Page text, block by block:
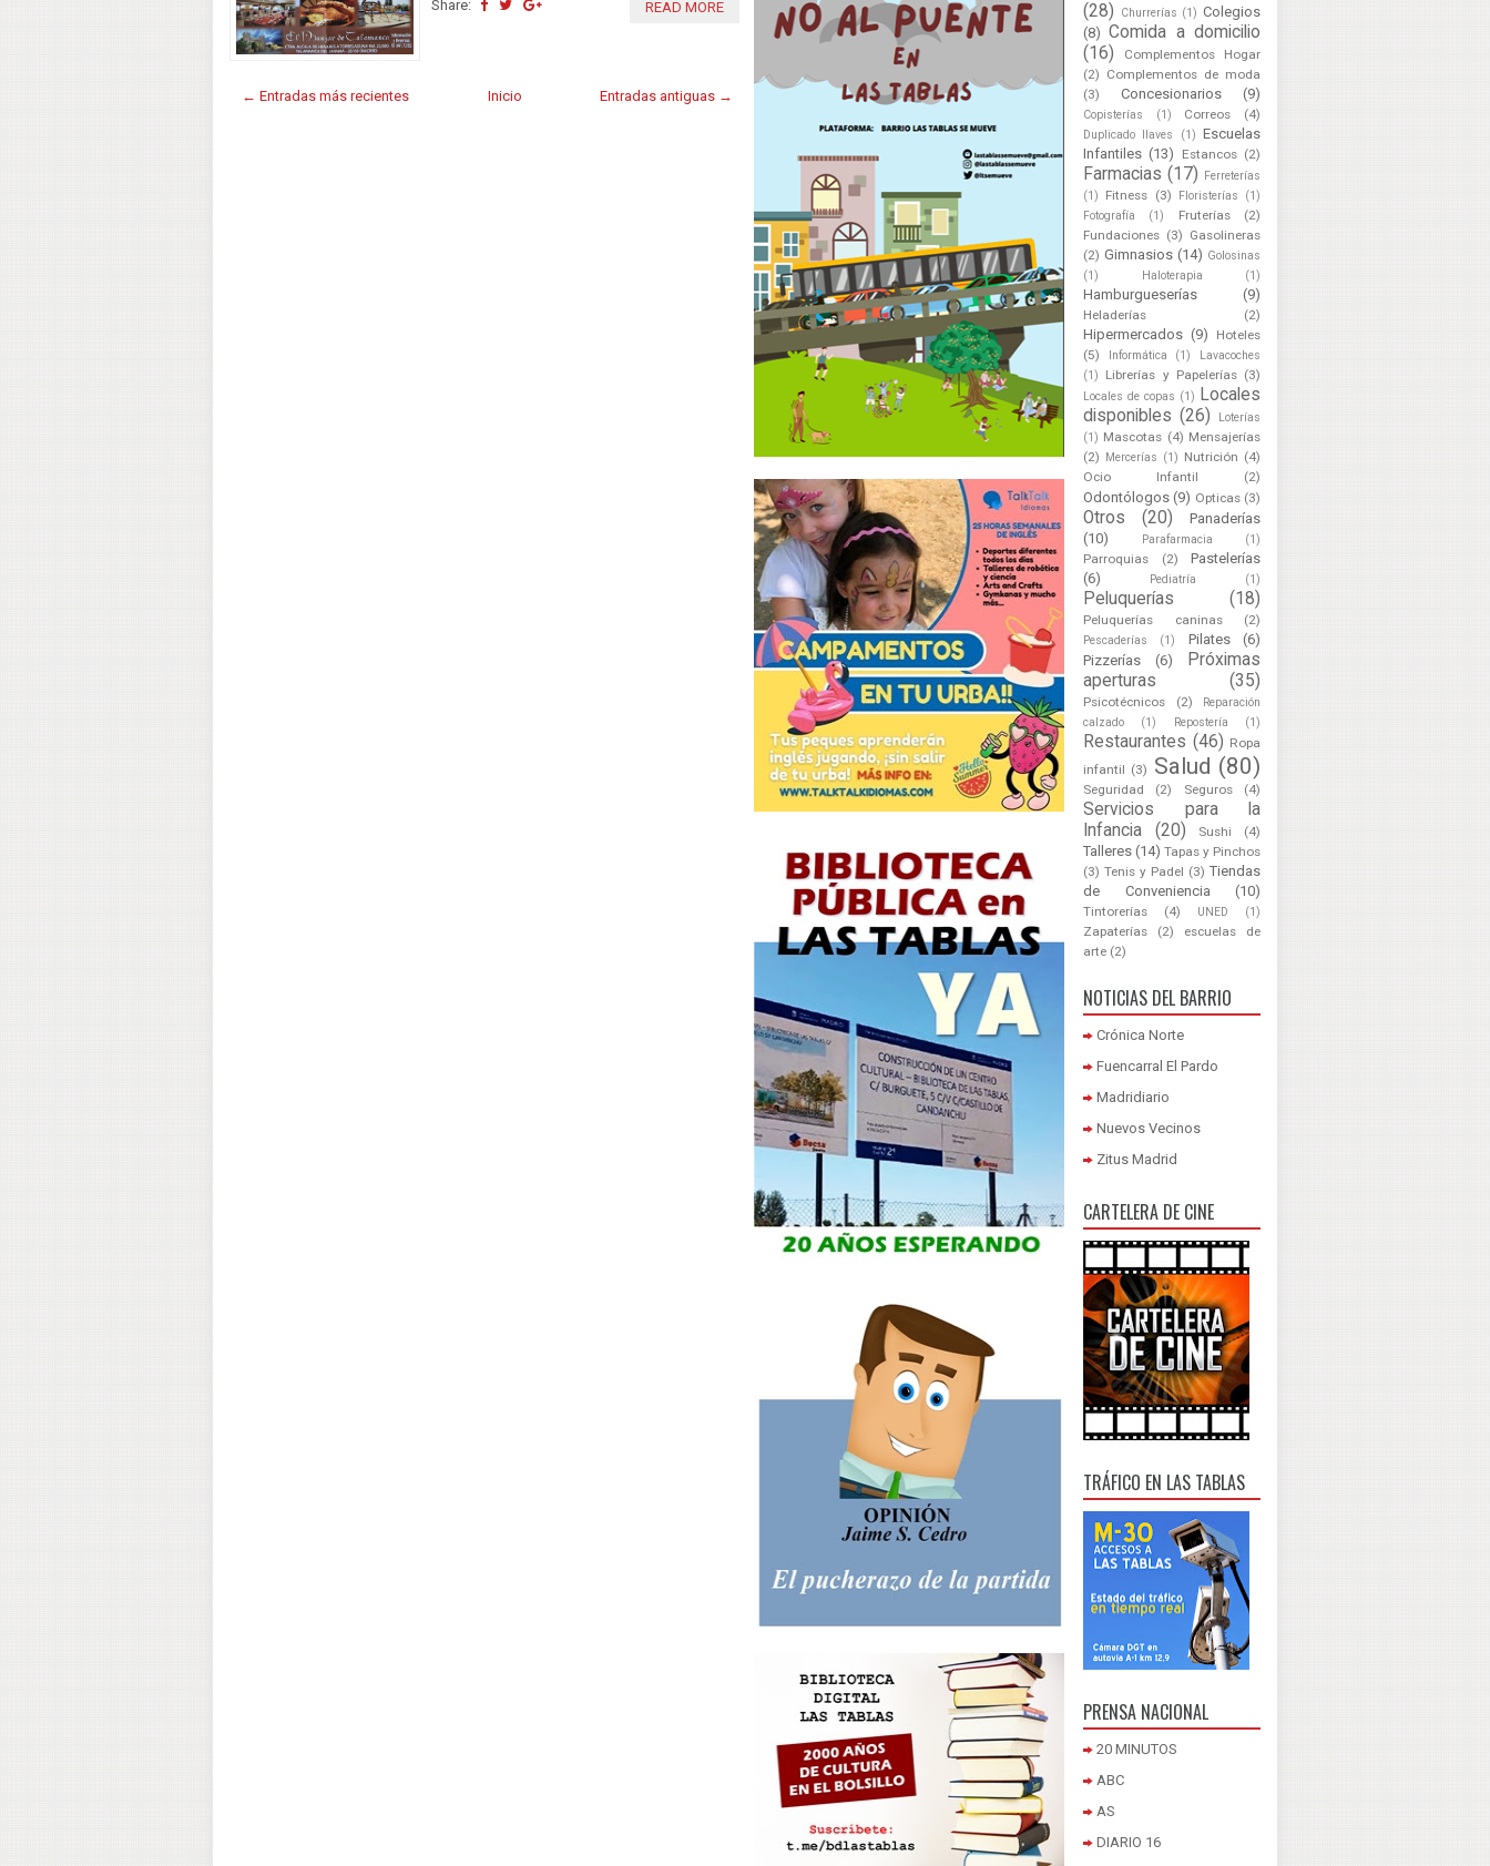
Share:
READ MORE
← Entradas más recientes Entradas antiguas →
Inicio
(28)
Churrerías (1) Colegios
(8) Comida a domicilio
(16)
Complementos Hogar
(2) Complementos de moda
(3)
Concesionarios (9)
Copisterías (1) Correos (4)
Duplicado llaves (1) Escuelas
Infantiles (13) Estancos (2)
Farmacias (17) Ferreterías
(1)
Fitness (3) Floristerías
(1)
Fotografía
(1) Fruterías
(2)
Fundaciones (3) Gasolineras
(2) Gimnasios (14) Golosinas
(1)
Haloterapia (1)
Hamburgueserías (9)
Heladerías (2)
Hipermercados (9)
Hoteles
(5)
Informática (1)
Lavacoches
(1)
Librerías y Papelerías (3)
Locales de copas (1)
Locales
disponibles (26)
Loterías
(1) Mascotas (4) Mensajerías
(2) Mercerías (1) Nutrición (4)
Ocio Infantil
(2)
Odontólogos (9) Opticas (3)
Otros (20)
Panaderías
(10)
Parafarmacia (1)
Parroquias (2)
Pastelerías
(6)
Pediatría (1)
Peluquerías (18)
Peluquerías caninas (2)
Pescaderías (1) Pilates
(6)
Pizzerías
(6)
Próximas
aperturas
(35)
Psicotécnicos (2)
Reparación
calzado
(1) Repostería (1)
Restaurantes (46) Ropa
infantil (3) Salud (80)
Seguridad (2) Seguros (4)
Servicios para la
Infancia
(20) Sushi (4)
Talleres (14) Tapas y Pinchos
(3) Tenis y Padel (3) Tiendas
de Conveniencia
(10)
Tintorerías (4) UNED (1)
Zapaterías (2)
escuelas de
arte (2)
NOTICIAS DEL BARRIO
Crónica Norte
Fuencarral El Pardo
Madridiario
Nuevos Vecinos
Zitus Madrid
CARTELERA DE CINE
TRÁFICO EN LAS TABLAS
PRENSA NACIONAL
20 MINUTOS
ABC
AS
DIARIO 16